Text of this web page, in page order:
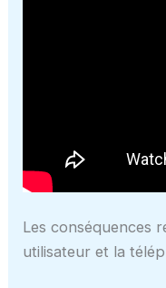
Les conséquences
utilisateur et la